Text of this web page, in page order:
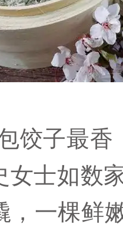
饺子最香
士如数
，一棵鲜